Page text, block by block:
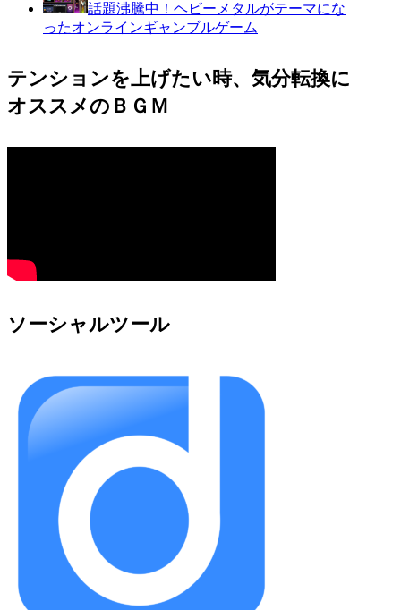
話題沸騰中！ヘビーメタルがテーマにな
ったオンラインギャンブルゲーム
テンションを上げたい時、気分転換に
オススメのＢＧＭ
ソーシャルツール